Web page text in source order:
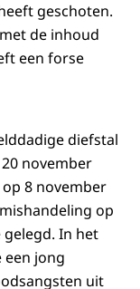
geschoten.
de inhoud
een forse
diefstal
november
8 november
op
gelegd. In het
een jong
uit